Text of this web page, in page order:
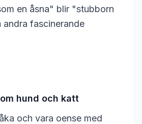
en åsna" blir "stubborn
andra fascinerande
hund och katt
och vara oense med